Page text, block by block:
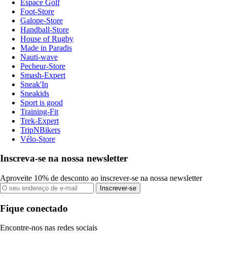
Espace Golf
Foot-Store
Galope-Store
Handball-Store
House of Rugby
Made in Paradis
Nauti-wave
Pecheur-Store
Smash-Expert
Sneak'In
Sneakids
Sport is good
Training-Fit
Trek-Expert
TripNBikers
Vélo-Store
Inscreva-se na nossa newsletter
Aproveite 10% de desconto ao inscrever-se na nossa newsletter
Inscrever-se
Fique conectado
Encontre-nos nas redes sociais